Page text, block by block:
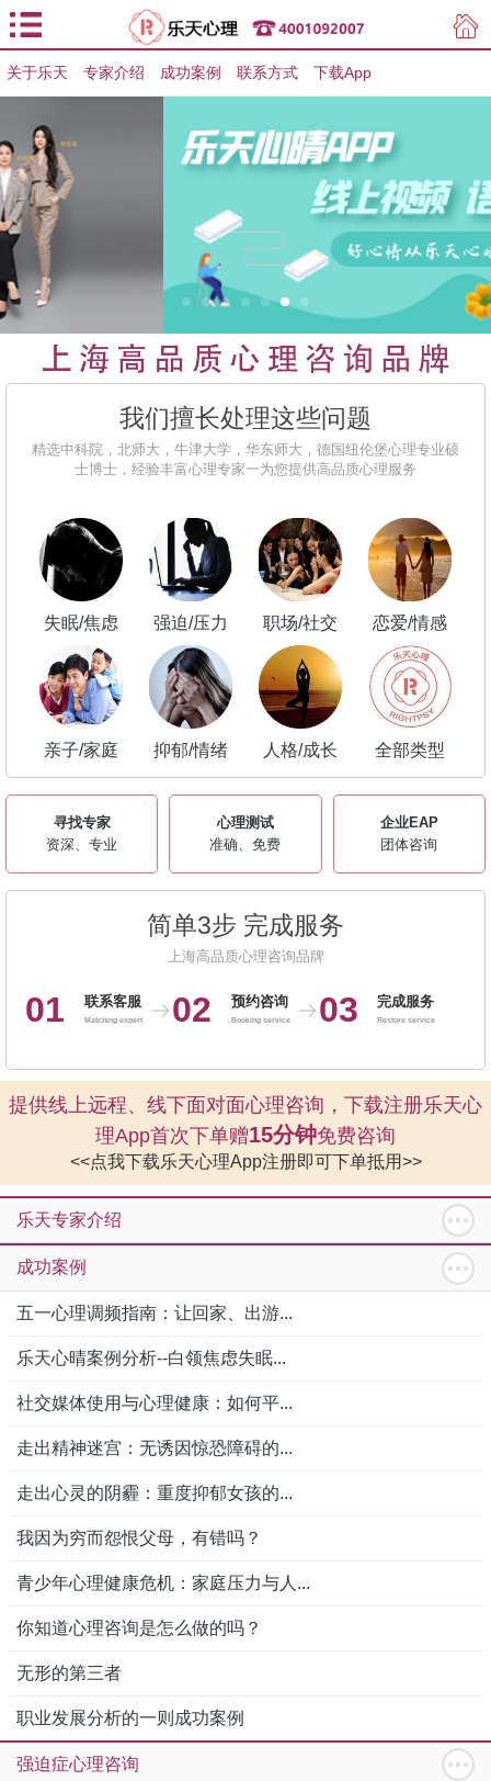
用户登录 用户注册
关于乐天 专家介绍 成功案例 联系方式 下载App
我们擅长处理这些问题
精选中科院，北师大，牛津大学，华东师大，德国纽伦堡心理专业硕
士博士，经验丰富心理专家一为您提供高品质心理服务
失眠/焦虑 强迫/压力 职场/社交 恋爱/情感
亲子/家庭 抑郁/情绪 人格/成长 全部类型
寻找专家
资深、专业
心理测试
准确、免费
企业EAP
团体咨询
简单3步 完成服务
上海高品质心理咨询品牌
01 联系客服
Matching expert 02 预约咨询
Booking service 03 完成服务
Restore service
提供线上远程、线下面对面心理咨询，下载注册乐天心
理App首次下单赠15分钟免费咨询
<<点我下载乐天心理App注册即可下单抵用>>
乐天专家介绍
成功案例
五一心理调频指南：让回家、出游...
乐天心晴案例分析--白领焦虑失眠...
社交媒体使用与心理健康：如何平...
走出精神迷宫：无诱因惊恐障碍的...
走出心灵的阴霾：重度抑郁女孩的...
我因为穷而怨恨父母，有错吗？
青少年心理健康危机：家庭压力与人...
你知道心理咨询是怎么做的吗？
无形的第三者
职业发展分析的一则成功案例
强迫症心理咨询